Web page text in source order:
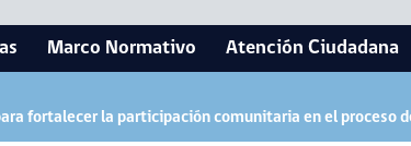
Marco Normativo Atención Ciudadana
fortalecer la participación comunitaria en el proceso